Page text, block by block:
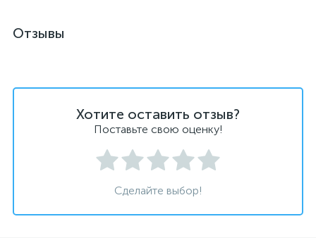
Отзывы
Хотите оставить отзыв?
Поставьте свою оценку!
Сделайте выбор!